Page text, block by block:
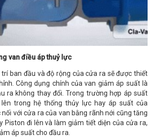
van điều áp thuỷ lực
ban đầu và độ rộng của cửa ra sẽ được thiết
Công dụng chính của van giảm áp suất là
ra không thay đổi. Trong trường hợp áp suất
trong hệ thống thủy lực hay áp suất của
với cửa ra của van bằng rãnh nới cũng tăng
Piston đi lên và làm giảm tiết diện của cửa ra,
áp suất cho đầu ra.